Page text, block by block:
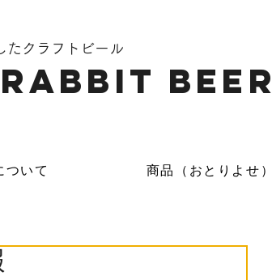
たクラフトビール
Rabbit Beer
ついて 商品（おとりよせ）